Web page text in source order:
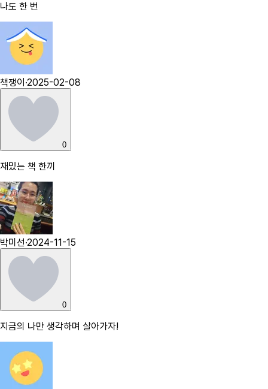
나도 한 번
책쟁이 ·2025-02-08
0
재밌는 책 한끼
박미선·2024-11-15
0
지금의 나만 생각하며 살아가자!